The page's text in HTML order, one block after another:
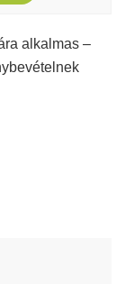
alkalmas –